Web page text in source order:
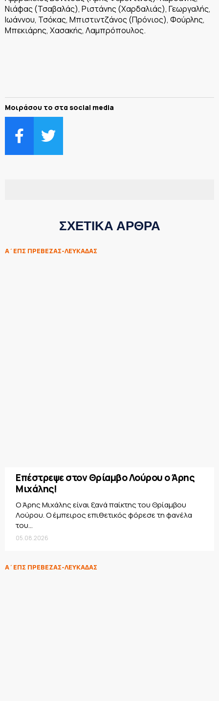
Νιάφας (Τσαβαλάς), Ριστάνης (Χαρδαλιάς), Γεωργαλής,
Ιωάννου, Τσόκας, Μπιστιντζάνος (Πρόνιος), Φούρλης,
Μπεκιάρης, Χασακής, Λαμπρόπουλος.
Μοιράσου το στα social media
ΣΧΕΤΙΚΑ ΑΡΘΡΑ
Α΄ΕΠΣ ΠΡΕΒΕΖΑΣ-ΛΕΥΚΑΔΑΣ
Επέστρεψε στον Θρίαμβο Λούρου ο Άρης
Μιχάλης!
Ο Άρης Μιχάλης είναι ξανά παίκτης του Θρίαμβου
Λούρου. Ο έμπειρος επιθετικός φόρεσε τη φανέλα
του...
05.08.2026
Α΄ΕΠΣ ΠΡΕΒΕΖΑΣ-ΛΕΥΚΑΔΑΣ